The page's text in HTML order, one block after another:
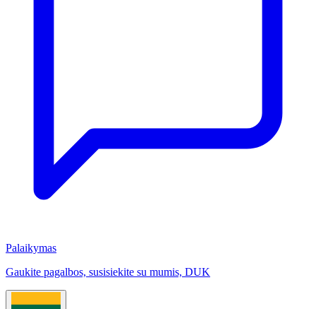
Palaikymas
Gaukite pagalbos, susisiekite su mumis, DUK